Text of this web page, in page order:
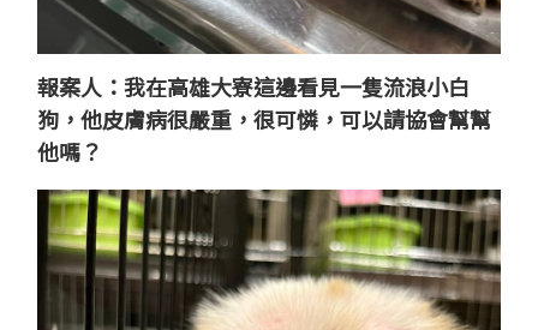
報案人：我在高雄大寮這邊看見一隻流浪小白
狗，他皮膚病很嚴重，很可憐，可以請協會幫幫
他嗎？